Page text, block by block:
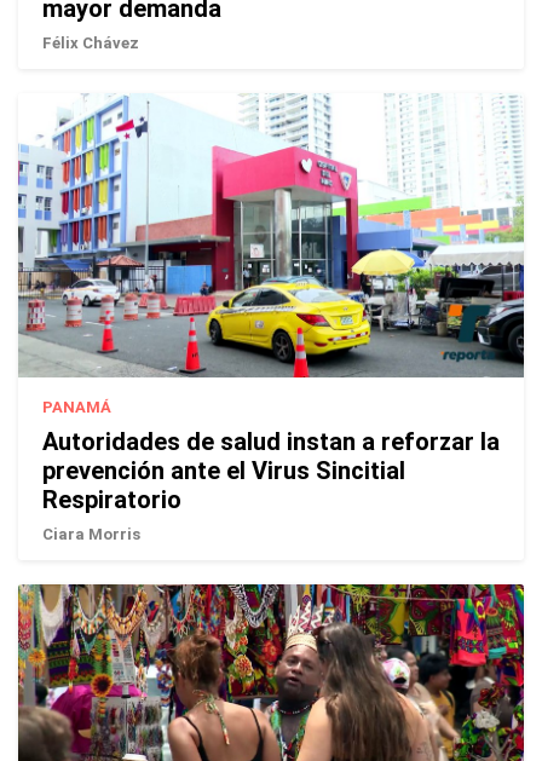
mayor demanda
Félix Chávez
PANAMÁ
Autoridades de salud instan a reforzar la
prevención ante el Virus Sincitial
Respiratorio
Ciara Morris